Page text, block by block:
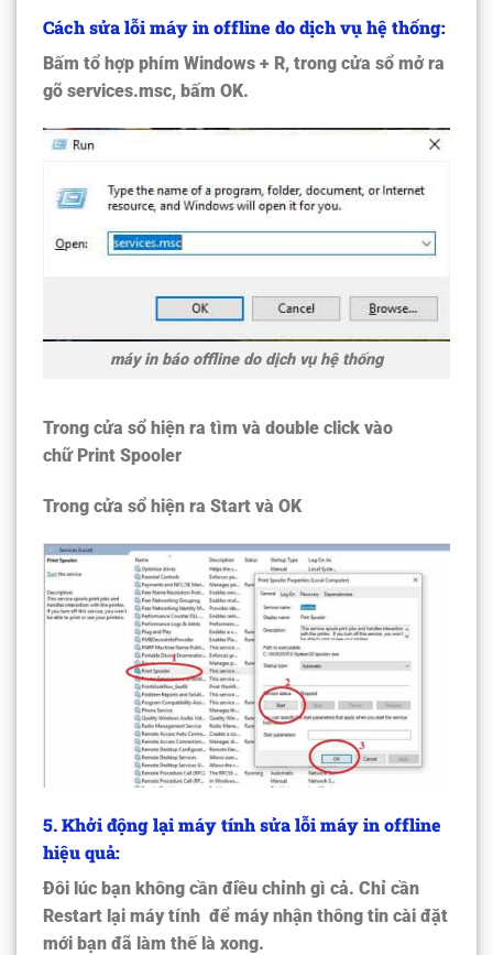
Cách sửa lỗi máy in offline do dịch vụ hệ thống:
Bấm tổ hợp phím Windows + R, trong cửa sổ mở ra
gõ services.msc, bấm OK.
máy in báo offline do dịch vụ hệ thống
Trong cửa sổ hiện ra tìm và double click vào
chữ Print Spooler
Trong cửa sổ hiện ra Start và OK
5. Khởi động lại máy tính sửa lỗi máy in offline
hiệu quả:
Đôi lúc bạn không cần điều chỉnh gì cả. Chỉ cần
Restart lại máy tính để máy nhận thông tin cài đặt
mới bạn đã làm thế là xong.